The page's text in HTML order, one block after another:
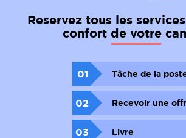
Reservez tous les
confort de votre
01 Tâche de la
02 Recevoir une
03 Livre